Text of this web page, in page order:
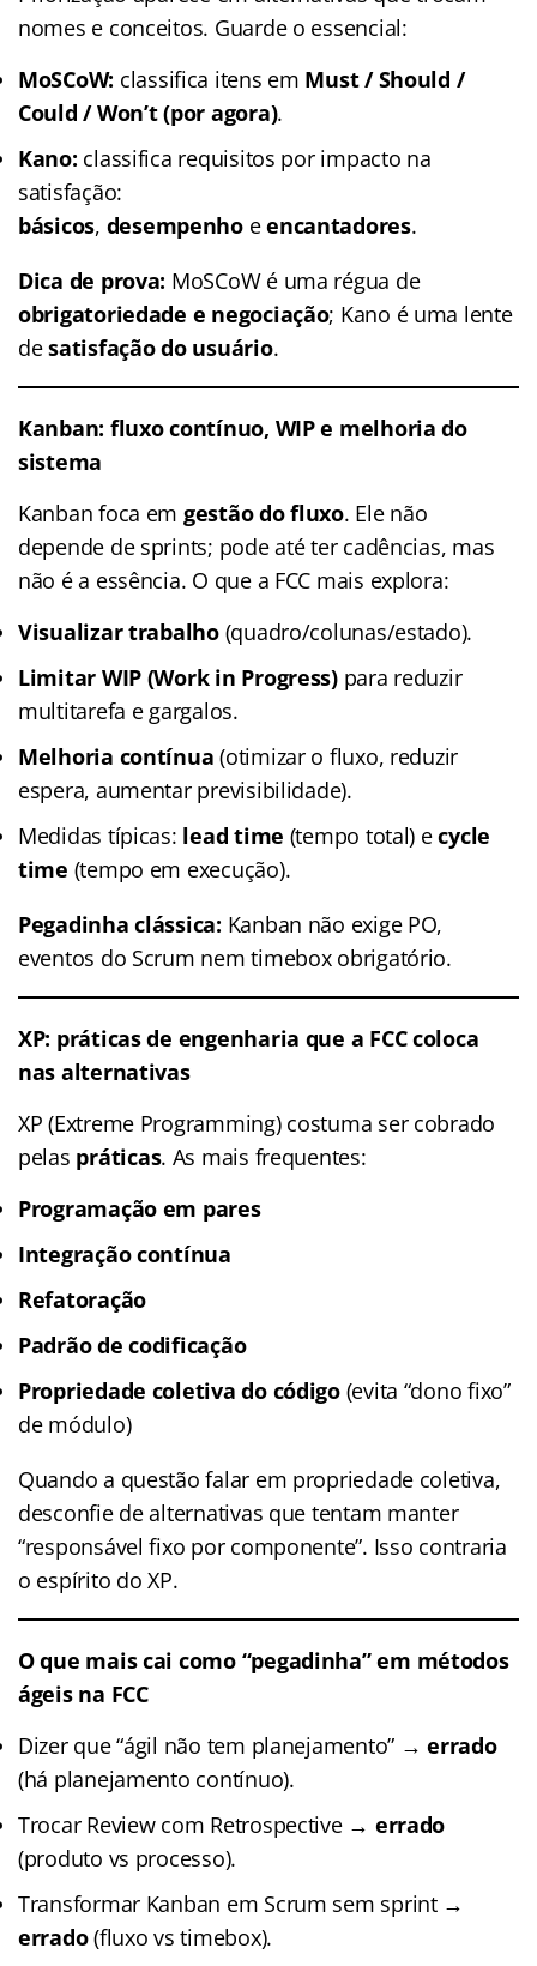
nomes e conceitos. Guarde o essencial:
MoSCoW: classifica itens em Must / Should /
Could / Won’t (por agora).
Kano: classifica requisitos por impacto na
satisfação:
básicos, desempenhoeencantadores.
Dica de prova: MoSCoW é uma régua de
obrigatoriedade e negociação; Kano é uma lente
desatisfação do usuário.
Kanban: fluxo contínuo, WIP e melhoria do
sistema
Kanban foca em gestão do fluxo. Ele não
depende de sprints; pode até ter cadências, mas
não é a essência. O que a FCC mais explora:
Visualizar trabalho(quadro/colunas/estado).
Limitar WIP (Work in Progress)para reduzir
multitarefa e gargalos.
Melhoria contínua (otimizar o fluxo, reduzir
espera, aumentar previsibilidade).
Medidas típicas: lead time (tempo total) ecycle
time (tempo em execução).
Pegadinha clássica: Kanban não exige PO,
eventos do Scrum nem timebox obrigatório.
XP: práticas de engenharia que a FCC coloca
nas alternativas
XP (Extreme Programming) costuma ser cobrado
pelas práticas. As mais frequentes:
Programação em pares
Integração contínua
Refatoração
Padrão de codificação
Propriedade coletiva do código(evita “dono fixo”
de módulo)
Quando a questão falar em propriedade coletiva,
desconfie de alternativas que tentam manter
“responsável fixo por componente”. Isso contraria
o espírito do XP.
O que mais cai como “pegadinha” em métodos
ágeis na FCC
Dizer que “ágil não tem planejamento” →errado
(há planejamento contínuo).
Trocar Review com Retrospective → errado
(produto vs processo).
Transformar Kanban em Scrum sem sprint →
errado(fluxo vs timebox).